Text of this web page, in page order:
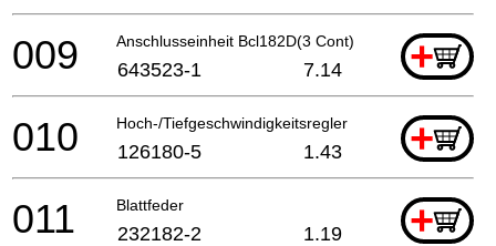
Anschlusseinheit Bcl182D(3 Cont) A +
009 643523-1 7.14
Hoch-/Tiefgeschwindigkeitsregler +
010 126180-5 1.43
Blattfeder +
011 232182-2 1.19